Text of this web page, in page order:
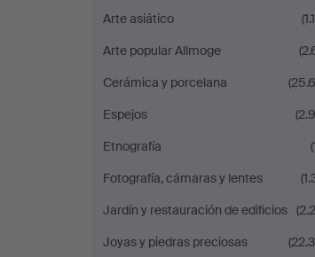
Gomér
&
Andersson
Linköping
Arte asiático
Arte popular Allmoge
Cerámica y porcelana
Espejos
Etnografía
Fotografía, cámaras y lentes
Jardín y restauración de edificios
Joyas y piedras preciosas